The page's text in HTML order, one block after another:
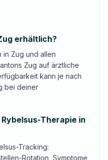
erhältlich?
in Zug und allen
Zug auf ärztliche
kann je nach
bei deiner
Therapie in
Tracking:
Rotation, Symptome